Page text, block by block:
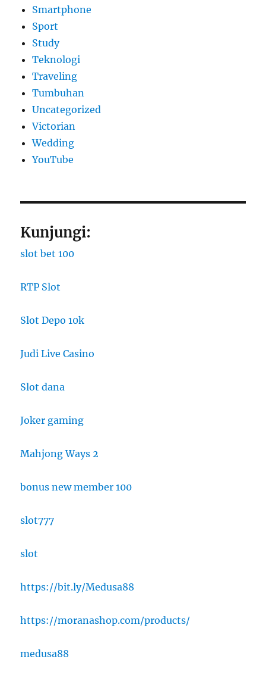
Smartphone
Sport
Study
Teknologi
Traveling
Tumbuhan
Uncategorized
Victorian
Wedding
YouTube
Kunjungi:
slot bet 100
RTP Slot
Slot Depo 10k
Judi Live Casino
Slot dana
Joker gaming
Mahjong Ways 2
bonus new member 100
slot777
slot
https://bit.ly/Medusa88
https://moranashop.com/products/
medusa88